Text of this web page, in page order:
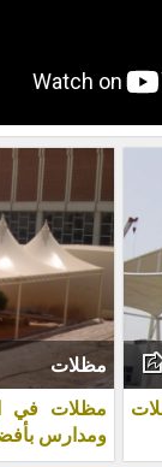
مظلات
مظلات في
ومدارس